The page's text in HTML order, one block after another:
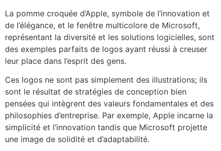
La pomme croquée d’Apple, symbole de l’innovation et
de l’élégance, et le fenêtre multicolore de Microsoft,
représentant la diversité et les solutions logicielles, sont
des exemples parfaits de logos ayant réussi à creuser
leur place dans l’esprit des gens.
Ces logos ne sont pas simplement des illustrations; ils
sont le résultat de stratégies de conception bien
pensées qui intègrent des valeurs fondamentales et des
philosophies d’entreprise. Par exemple, Apple incarne la
simplicité et l’innovation tandis que Microsoft projette
une image de solidité et d’adaptabilité.